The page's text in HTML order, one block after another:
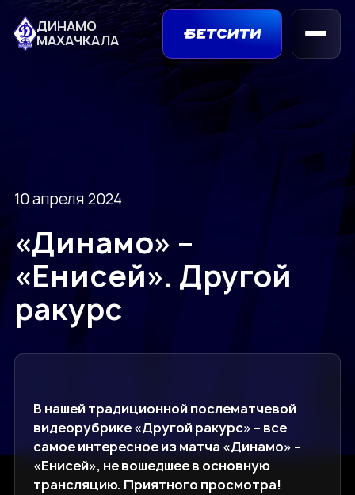
ДИНАМО
МАХАЧКАЛА
10 апреля 2024
«Динамо» –
«Енисей». Другой
ракурс
В нашей традиционной послематчевой
видеорубрике «Другой ракурс» – все
самое интересное из матча «Динамо» –
«Енисей», не вошедшее в основную
трансляцию. Приятного просмотра!